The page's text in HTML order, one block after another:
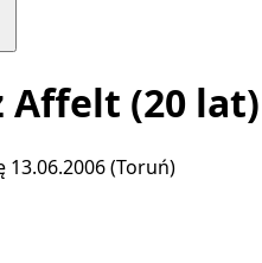
Affelt (20 lat)
13.06.2006 (Toruń)